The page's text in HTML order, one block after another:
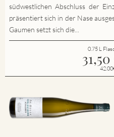
südwestlichen Abschluss der
präsentiert sich in der Nase
Gaumen setzt sich die...
0.75 L
31,50